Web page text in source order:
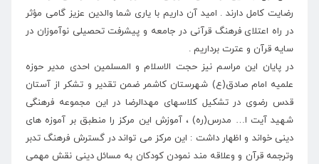
رضایت کامل دارند . امید آن داریم با یاری شما والدین عزیز گامی مؤثر
در راه اعتلای فرهنگ قرآنی در جامعه و پیشرفت تحصیلی نوآموزان در
سایه قرآن و عترت برداریم .
در پایان این مراسم نیز حجت الاسلام و المسلمین احدی مدیر حوزه
علمیه امام صادق(ع) شهرستان کاشمر ضمن تقدیر و تشکر از آستان
قدس رضوی در تشکیل کلاسهای مهدالرضا در این مجموعه فرهنگی
شهید آیت ا… مدرس(ره) ، آموزش این مرکز را منطبق بر آموزه های
دینی خواند و اظهار داشت : این مرکز می تواند در گسترش فرهنگ تدبر
وترجمه قرآن و وعلاقه مند نمودن کودکان به مسائل دینی نقش مهمی